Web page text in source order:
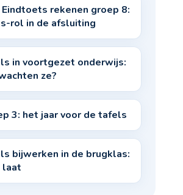
rekenen groep 8:
rol in de afsluiting
in voortgezet onderwijs:
ze?
3: het jaar voor de tafels
bijwerken in de brugklas:
laat